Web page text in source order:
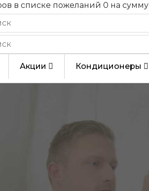
в списке пожеланий 0 на сумму
Акции Кондиционеры